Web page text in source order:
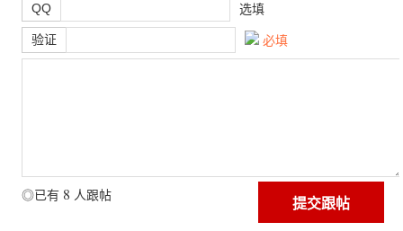
QQ 选填
验证 必填
◎已有 8 人跟帖